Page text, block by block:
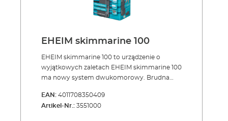
EHEIM skimmarine 100
EHEIM skimmarine 100 to urządzenie o
wyjątkowych zaletach EHEIM skimmarine 100
ma nowy system dwukomorowy. Brudna
czysta przepływa do drugiej, by następnie
wrócić do akwarium. Kierunek przepływu
EAN: 4011708350409
Artikel-Nr.: 3551000